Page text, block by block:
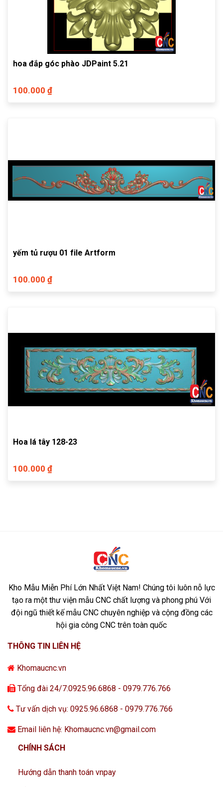
hoa đắp góc phào JDPaint 5.21
100.000 ₫
yếm tủ rượu 01 file Artform
100.000 ₫
Hoa lá tây 128-23
100.000 ₫
Kho Mẫu Miễn Phí Lớn Nhất Việt Nam! Chúng tôi luôn nỗ lực
tạo ra một thư viện mẫu CNC chất lượng và phong phú Với
đội ngũ thiết kế mẫu CNC chuyên nghiệp và cộng đồng các
hội gia công CNC trên toàn quốc
THÔNG TIN LIÊN HỆ
Khomaucnc.vn
Tổng đài 24/7:0925.96.6868 - 0979.776.766
Tư vấn dịch vụ: 0925.96.6868 - 0979.776.766
Email liên hệ: Khomaucnc.vn@gmail.com
CHÍNH SÁCH
Hướng dẫn thanh toán vnpay